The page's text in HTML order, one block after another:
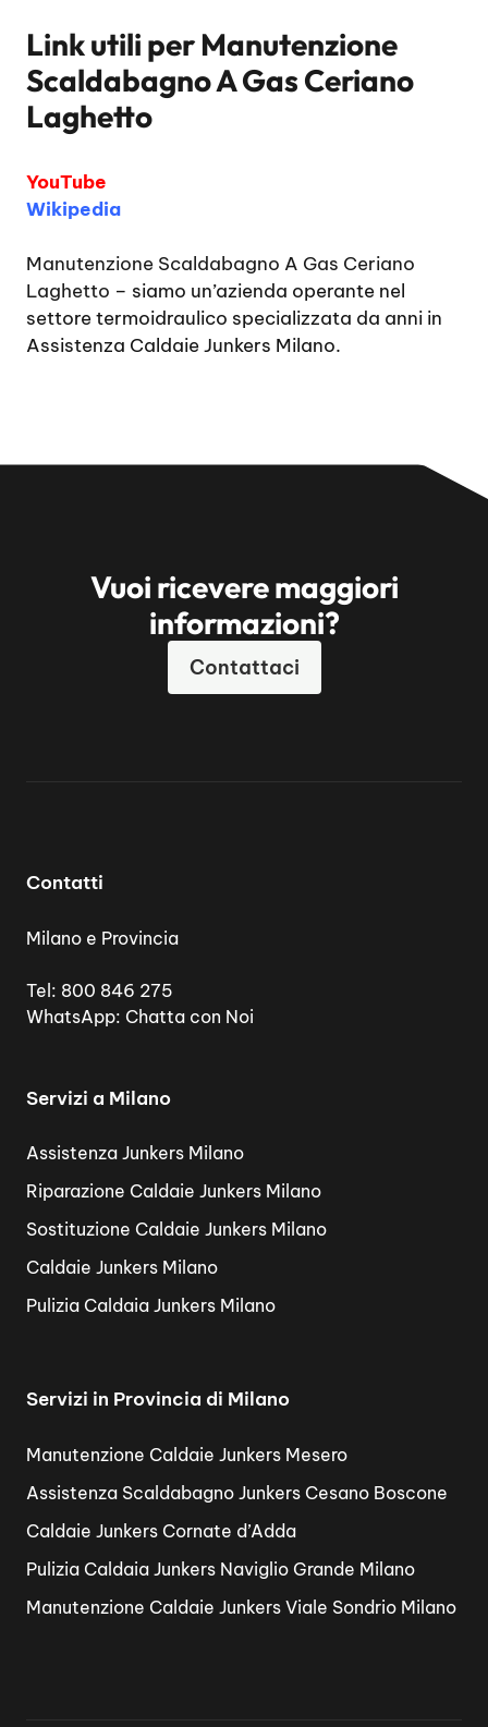
Link utili perManutenzione
Scaldabagno A Gas Ceriano
Laghetto
YouTube
Wikipedia
Manutenzione Scaldabagno A Gas Ceriano
Laghetto – siamo un’azienda operante nel
settore termoidraulico specializzata da anni in
Assistenza Caldaie Junkers Milano.
Vuoi ricevere maggiori
informazioni?
Contattaci
Contatti
Milano e Provincia
Tel: 800 846 275
WhatsApp: Chatta con Noi
Servizi a Milano
Assistenza Junkers Milano
Riparazione Caldaie Junkers Milano
Sostituzione Caldaie Junkers Milano
Caldaie Junkers Milano
Pulizia Caldaia Junkers Milano
Servizi in Provincia di Milano
Manutenzione Caldaie Junkers Mesero
Assistenza Scaldabagno Junkers Cesano Boscone
Caldaie Junkers Cornate d’Adda
Pulizia Caldaia Junkers Naviglio Grande Milano
Manutenzione Caldaie Junkers Viale Sondrio Milano